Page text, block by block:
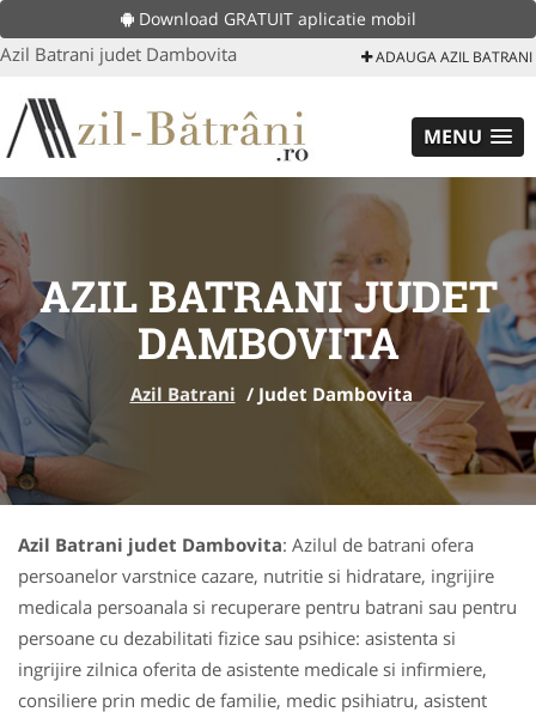
Download GRATUIT aplicatie mobil
Azil Batrani judet Dambovita ADAUGA AZIL BATRANI
MENU
AZIL BATRANI JUDET
DAMBOVITA
Azil Batrani / Judet Dambovita
Azil Batrani judet Dambovita: Azilul de batrani ofera
persoanelor varstnice cazare, nutritie si hidratare, ingrijire
medicala persoanala si recuperare pentru batrani sau pentru
persoane cu dezabilitati fizice sau psihice: asistenta si
ingrijire zilnica oferita de asistente medicale si infirmiere,
consiliere prin medic de familie, medic psihiatru, asistent